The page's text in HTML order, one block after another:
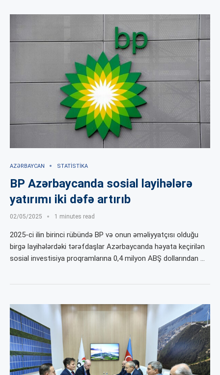
AZƏRBAYCAN STATISTIKA
BP Azərbaycanda sosial layihələrə
yatırımı iki dəfə artırıb
02/05/2025 1 minutes read
2025-ci ilin birinci rübündə BP və onun əməliyyatçısı olduğu
birgə layihələrdəki tərəfdaşlar Azərbaycanda həyata keçirilən
sosial investisiya proqramlarına 0,4 milyon ABŞ dollarından …